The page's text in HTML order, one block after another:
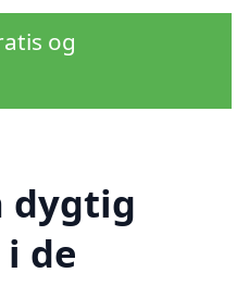
og
dygtig
de